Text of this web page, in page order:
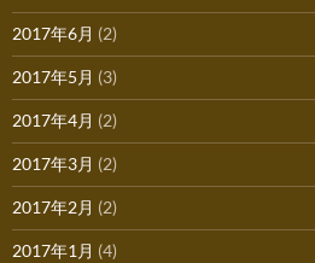
2017年6月 (2)
2017年5月 (3)
2017年4月 (2)
2017年3月 (2)
2017年2月 (2)
2017年1月 (4)